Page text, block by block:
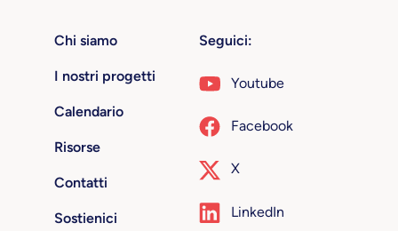
Chi siamo
I nostri progetti
Calendario
Risorse
Contatti
Sostienici
Seguici:
Youtube
Facebook
X
LinkedIn